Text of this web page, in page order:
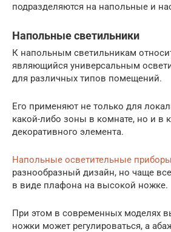
подразделяются на напольные и
Напольные светильники
К напольным светильникам
являющийся универсальным
для различных типов помещений.
Его применяют не только для
какой-либо зоны в комнате, но и в
декоративного элемента.
Напольные осветительные приборы
разнообразный дизайн, но чаще
в виде плафона на высокой ножке.
При этом в современных моделях
ножки может регулироваться, а